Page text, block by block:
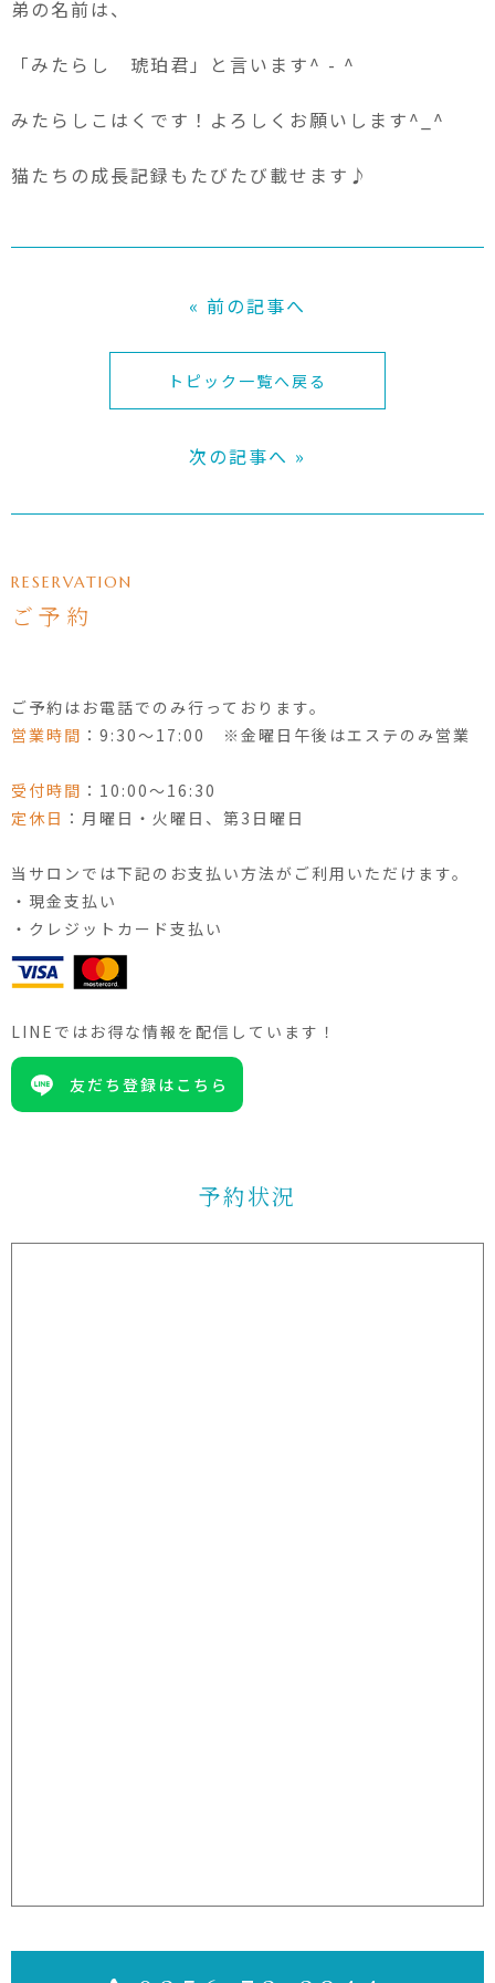
弟の名前は、
「みたらし 琥珀君」と言います^ - ^
みたらしこはくです！よろしくお願いします^_^
猫たちの成長記録もたびたび載せます♪
« 前の記事へ
トピック一覧へ戻る
次の記事へ »
RESERVATION
ご予約
ご予約はお電話でのみ行っております。
営業時間 ：9:30〜17:00 ※金曜日午後はエステのみ営業
受付時間 ：10:00〜16:30
定休日 ：月曜日・火曜日、第3日曜日
当サロンでは下記のお支払い方法がご利用いただけます。
・現金支払い
・クレジットカード支払い
LINEではお得な情報を配信しています！
友だち登録はこちら
予約状況